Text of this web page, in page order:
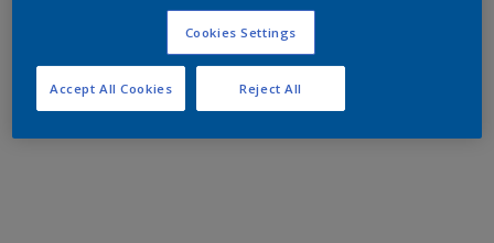
Cookies Settings
Reject All
Accept All Cookies